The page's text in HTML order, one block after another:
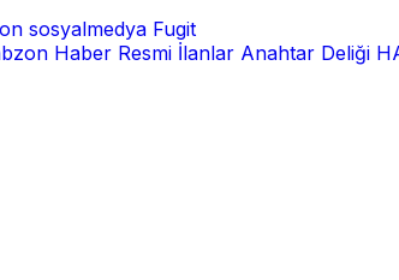
sosyalmedya Fugit
Haber Resmi İlanlar Anahtar Deliği